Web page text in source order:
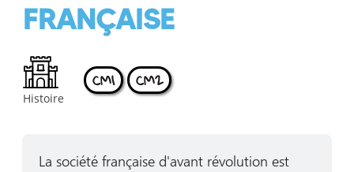
FRANÇAISE
Histoire
CM1 CM2
La société française d'avant révolution est